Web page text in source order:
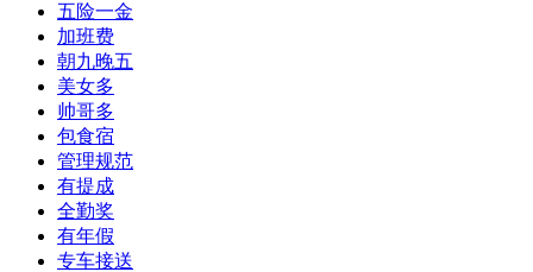
五险一金
加班费
朝九晚五
美女多
帅哥多
包食宿
管理规范
有提成
全勤奖
有年假
专车接送